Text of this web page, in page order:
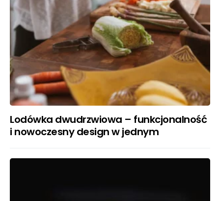
Lodówka dwudrzwiowa – funkcjonalność
i nowoczesny design w jednym